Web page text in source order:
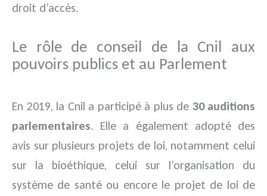
droit d’accès.
Le rôle de conseil de la Cnil aux
pouvoirs publics et au Parlement
En 2019, la Cnil a participé à plus de 30 auditions
parlementaires. Elle a également adopté des
avis sur plusieurs projets de loi, notamment celui
sur la bioéthique, celui sur l’organisation du
système de santé ou encore le projet de loi de